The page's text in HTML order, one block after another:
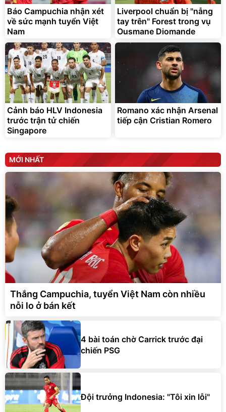
Báo Campuchia nhận xét
về sức mạnh tuyển Việt
Nam
Liverpool chuẩn bị "nẫng
tay trên" Forest trong vụ
Ousmane Diomande
Cảnh báo HLV Indonesia
trước trận tử chiến
Singapore
Romano xác nhận Arsenal
tiếp cận Cristian Romero
MỚI NHẤT
Thắng Campuchia, tuyển Việt Nam còn nhiều
nỗi lo ở bán kết
4 bài toán chờ Carrick trước đại
chiến PSG
Đội trưởng Indonesia: "Tôi xin lỗi"